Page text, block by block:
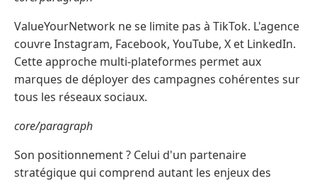
ValueYourNetwork ne se limite pas à TikTok. L'agence
couvre Instagram, Facebook, YouTube, X et LinkedIn.
Cette approche multi-plateformes permet aux
marques de déployer des campagnes cohérentes sur
tous les réseaux sociaux.
core/paragraph
Son positionnement ? Celui d'un partenaire
stratégique qui comprend autant les enjeux des